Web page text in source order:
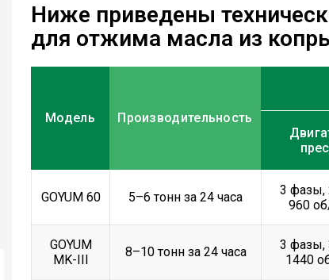
Ниже приведены
для отжима масла из
Модель Производительность
GOYUM 60 5–6 тонн за 24 часа
3 фазы,
960
GOYUM
MK-III
8–10 тонн за 24 часа
3 фазы,
1440